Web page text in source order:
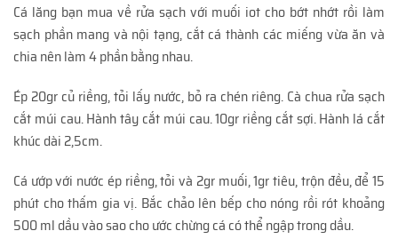
Cá lăng bạn mua về rửa sạch với muối iot cho bớt nhớt rồi làm
sạch phần mang và nội tạng, cắt cá thành các miếng vừa ăn và
chia nên làm 4 phần bằng nhau.
Ép 20gr củ riềng, tỏi lấy nước, bỏ ra chén riêng. Cà chua rửa sạch
cắt múi cau. Hành tây cắt múi cau. 10gr riềng cắt sợi. Hành lá cắt
khúc dài 2,5cm.
Cá ướp với nước ép riềng, tỏi và 2gr muối, 1gr tiêu, trộn đều, để 15
phút cho thấm gia vị. Bắc chảo lên bếp cho nóng rồi rót khoảng
500 ml dầu vào sao cho ước chừng cá có thể ngập trong dầu.